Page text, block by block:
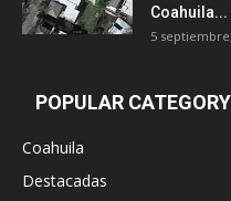
Coahuila...
5
POPULAR CATEGORY
Coahuila
Destacadas